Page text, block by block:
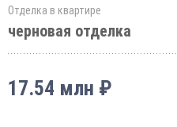
Отделка в квартире
черновая отделка
17.54 млн ₽